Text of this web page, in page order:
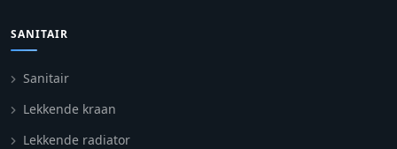
SANITAIR
Sanitair
Lekkende kraan
Lekkende radiator